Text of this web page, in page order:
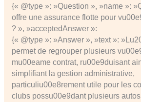
{« @type »: »Question », »name »:
offre une assurance flotte pour
? », »acceptedAnswer »:
{« @type »: »Answer », »text »:
permet de regrouper plusieurs
mu00eame contrat, ru00e9duisant
simplifiant la gestion administrative,
particuliu00e8rement utile pour les
clubs possu00e9dant plusieurs